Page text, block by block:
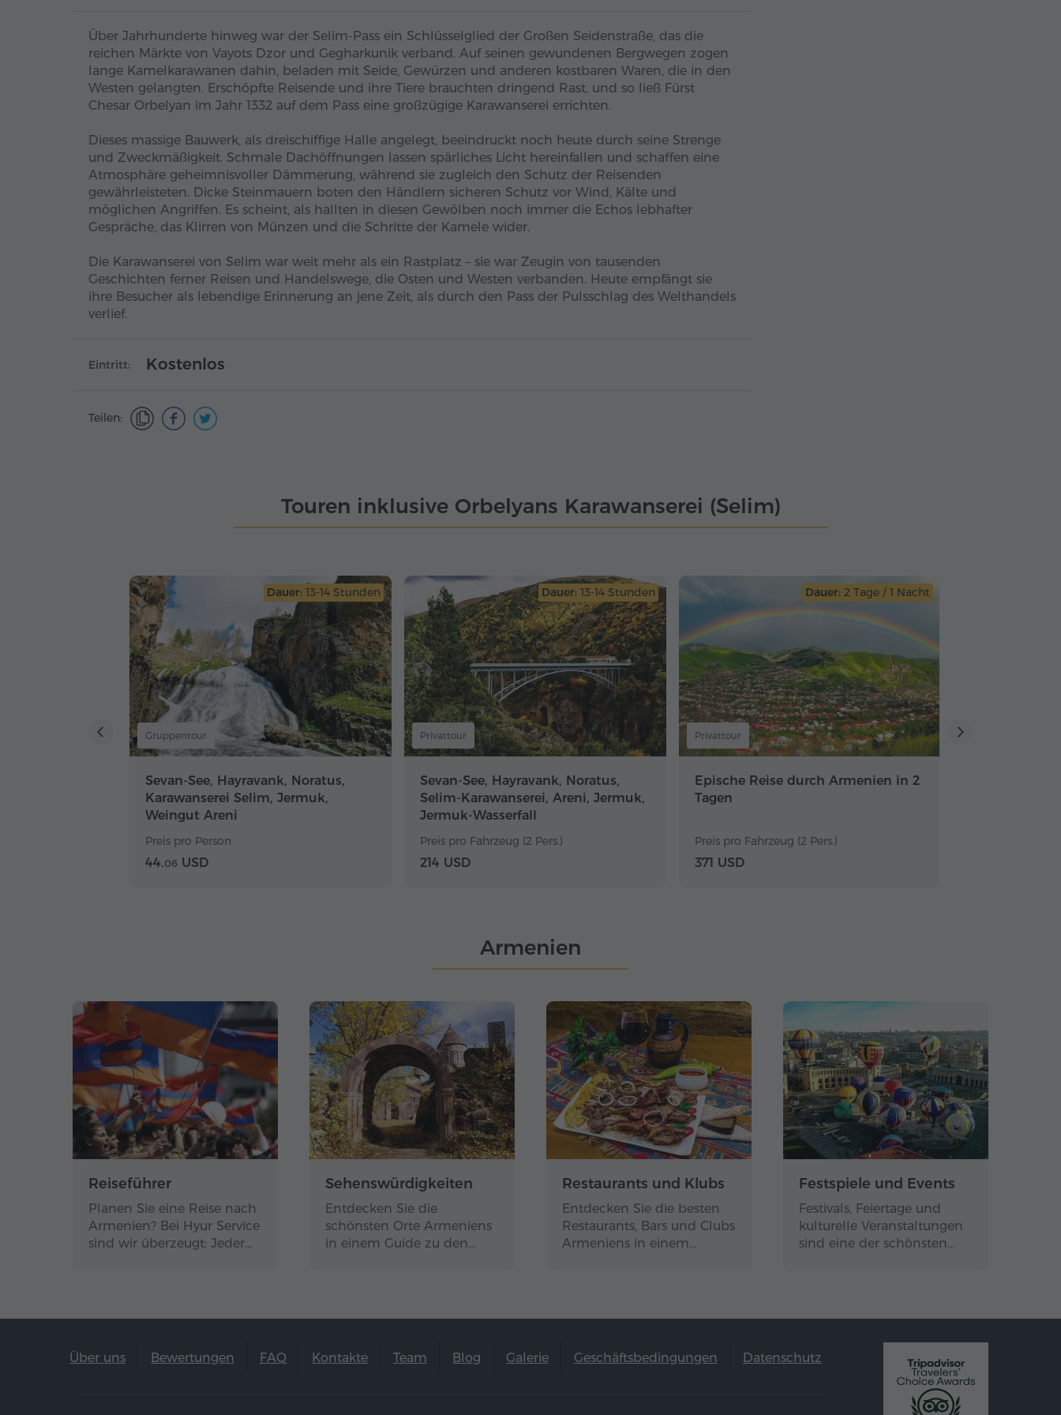
Über Jahrhunderte hinweg war der Selim-Pass ein Schlüsselglied der Großen Seidenstraße, das die
reichen Märkte von Vayots Dzor und Gegharkunik verband. Auf seinen gewundenen Bergwegen zogen
lange Kamelkarawanen dahin, beladen mit Seide, Gewürzen und anderen kostbaren Waren, die in den
Westen gelangten. Erschöpfte Reisende und ihre Tiere brauchten dringend Rast, und so ließ Fürst
Chesar Orbelyan im Jahr 1332 auf dem Pass eine großzügige Karawanserei errichten.
Dieses massige Bauwerk, als dreischiffige Halle angelegt, beeindruckt noch heute durch seine Strenge
und Zweckmäßigkeit. Schmale Dachöffnungen lassen spärliches Licht hereinfallen und schaffen eine
Atmosphäre geheimnisvoller Dämmerung, während sie zugleich den Schutz der Reisenden
gewährleisteten. Dicke Steinmauern boten den Händlern sicheren Schutz vor Wind, Kälte und
möglichen Angriffen. Es scheint, als hallten in diesen Gewölben noch immer die Echos lebhafter
Gespräche, das Klirren von Münzen und die Schritte der Kamele wider.
Die Karawanserei von Selim war weit mehr als ein Rastplatz – sie war Zeugin von tausenden
Geschichten ferner Reisen und Handelswege, die Osten und Westen verbanden. Heute empfängt sie
ihre Besucher als lebendige Erinnerung an jene Zeit, als durch den Pass der Pulsschlag des Welthandels
verlief.
Eintritt: Kostenlos
Teilen:
Touren inklusive Orbelyans Karawanserei (Selim)
Dauer: 13-14 Stunden
Gruppentour
Sevan-See, Hayravank, Noratus,
Karawanserei Selim, Jermuk,
Weingut Areni
Preis pro Person
44.06 USD
Dauer: 13-14 Stunden
Privattour
Sevan-See, Hayravank, Noratus,
Selim-Karawanserei, Areni, Jermuk,
Jermuk-Wasserfall
Preis pro Fahrzeug (2 Pers.)
214 USD
Dauer: 2 Tage / 1 Nacht
Privattour
Epische Reise durch Armenien in 2
Tagen
Preis pro Fahrzeug (2 Pers.)
371 USD
Armenien
Reiseführer
Planen Sie eine Reise nach
Armenien? Bei Hyur Service
sind wir überzeugt: Jeder…
Sehenswürdigkeiten
Entdecken Sie die
schönsten Orte Armeniens
in einem Guide zu den…
Restaurants und Klubs
Entdecken Sie die besten
Restaurants, Bars und Clubs
Armeniens in einem…
Festspiele und Events
Festivals, Feiertage und
kulturelle Veranstaltungen
sind eine der schönsten…
Über uns Bewertungen FAQ Kontakte Team Blog Galerie Geschäftsbedingungen Datenschutz